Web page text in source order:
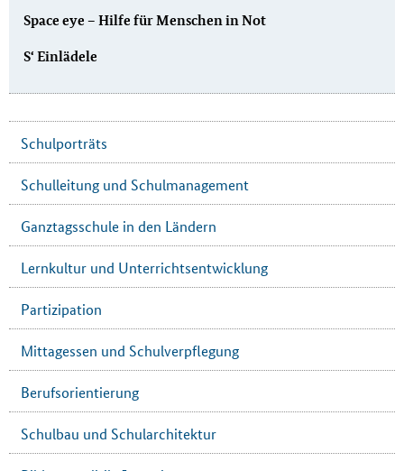
Space eye – Hilfe für Menschen in Not
S‘ Einlädele
Schulporträts
Schulleitung und Schulmanagement
Ganztagsschule in den Ländern
Lernkultur und Unterrichtsentwicklung
Partizipation
Mittagessen und Schulverpflegung
Berufsorientierung
Schulbau und Schularchitektur